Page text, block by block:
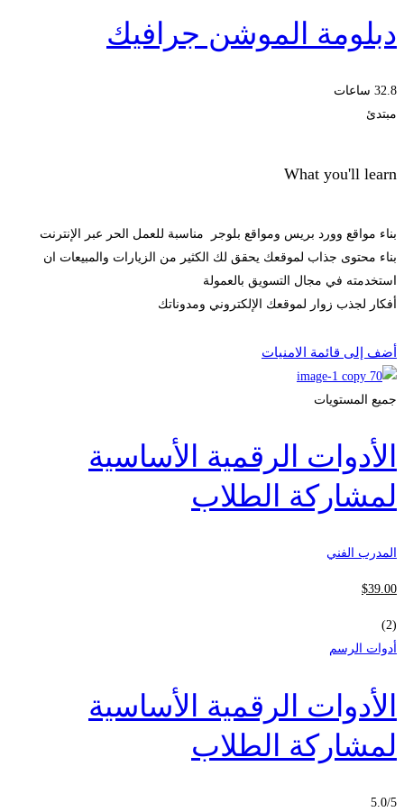
دبلومة الموشن جرافيك
32.8 ساعات
مبتدئ
What you'll learn
بناء مواقع وورد بريس ومواقع بلوجر مناسبة للعمل الحر عبر الإنترنت
بناء محتوى جذاب لموقعك يحقق لك الكثير من الزيارات والمبيعات ان
استخدمته في مجال التسويق بالعمولة
أفكار لجذب زوار لموقعك الإلكتروني ومدوناتك
أضف إلى قائمة الامنيات
جميع المستويات
الأدوات الرقمية الأساسية
لمشاركة الطلاب
المدرب الفني
$39.00
(2)
أدوات الرسم
الأدوات الرقمية الأساسية
لمشاركة الطلاب
5.0/5